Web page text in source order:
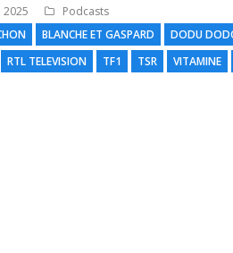
Podcasts
BLANCHE ET GASPARD DODU
RTL TELEVISION TF1 TSR VITAMINE